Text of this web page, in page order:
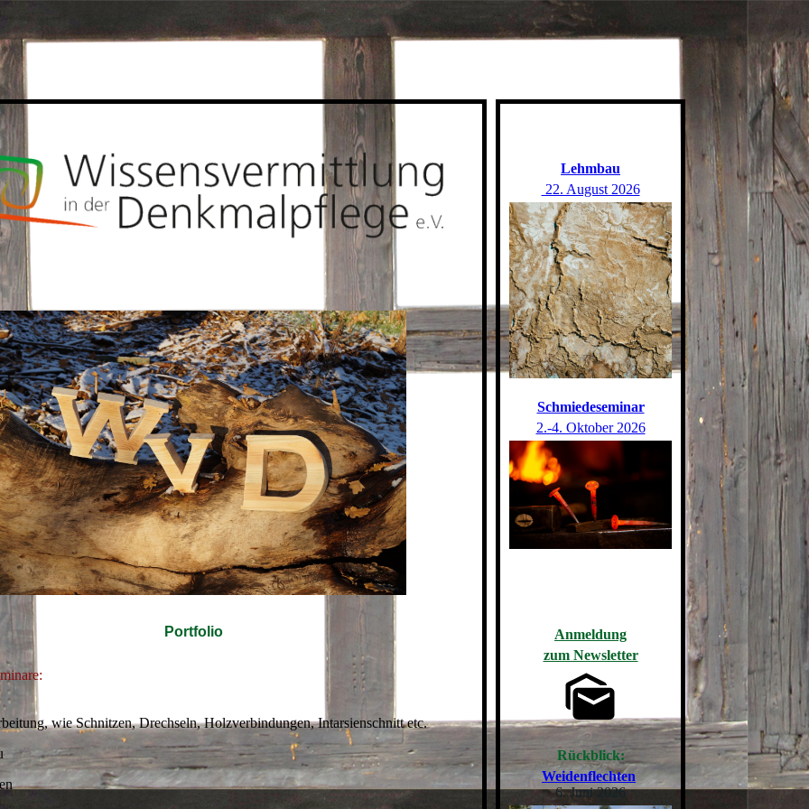
Portfolio
wie Schnitzen, Drechseln, Holzverbindungen, Intarsienschnitt etc.
Lehmbau
22. August 2026
Schmiedeseminar
2.-4. Oktober 2026
Anmeldung
zum Newsletter
Rückblick:
Weidenflechten
6. Juni 2026